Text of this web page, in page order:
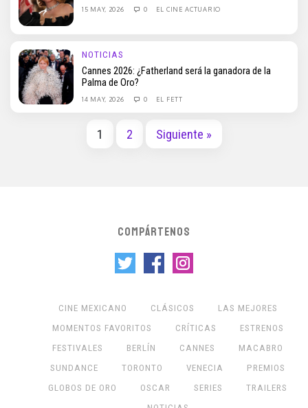
15 MAY, 2026 0 EL CINE ACTUARIO
NOTICIAS
Cannes 2026: ¿Fatherland será la ganadora de la
Palma de Oro?
14 MAY, 2026 0 EL FETT
1 2 Siguiente »
COMPÁRTENOS
CINE MEXICANO CLÁSICOS
LAS MEJORES
MOMENTOS FAVORITOS
CRÍTICAS
ESTRENOS
FESTIVALES
BERLÍN CANNES
MACABRO
SUNDANCE
TORONTO VENECIA
PREMIOS
GLOBOS DE ORO
OSCAR SERIES
TRAILERS